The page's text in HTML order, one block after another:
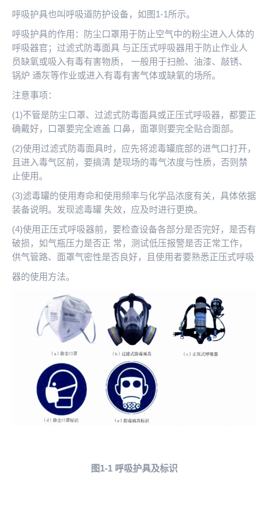
呼吸护具也叫呼吸道防护设备，如图1-1所示。
呼吸护具的作用：防尘口罩用于防止空气中的粉尘进入人体的
呼吸器官；过滤式防毒面具 与正压式呼吸器用于防止作业人
员缺氧或吸入有毒有害物质， 一般用于扫舱、油漆、敲锈、
锅炉 通灰等作业或进入有毒有害气体或缺氧的场所。
注意事项：
(1)不管是防尘口罩、过滤式防毒面具或正压式呼吸器，都要正
确戴好，口罩要完全遮盖 口鼻，面罩则要完全贴合面部。
(2)使用过滤式防毒面具时，应先将滤毒罐底部的进气口打开，
且进入毒气区前，要搞清 楚现场的毒气浓度与性质，否则禁
止使用。
(3)滤毒罐的使用寿命和使用频率与化学品浓度有关，具体依据
装备说明。发现滤毒罐 失效，应及时进行更换。
(4)使用正压式呼吸器前，要检查设备各部分是否完好，是否有
破损，如气瓶压力是否正 常，测试低压报警是否正常工作，
供气管路、面罩气密性是否良好，且使用者要熟悉正压式呼吸
器的使用方法。
图1-1 呼吸护具及标识